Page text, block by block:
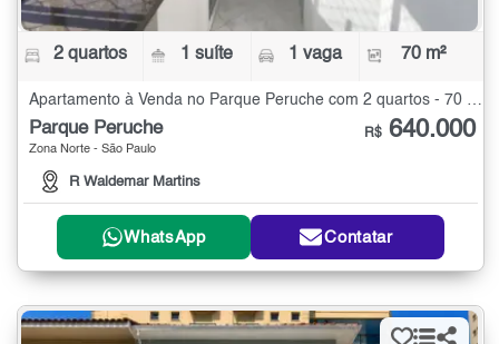
2 quartos 1 suíte 1 vaga 70 m²
Apartamento à Venda no Parque Peruche com 2 quartos - 70 m²
Parque Peruche
Zona Norte - São Paulo
R Waldemar Martins
R$ 640.000
WhatsApp Contatar